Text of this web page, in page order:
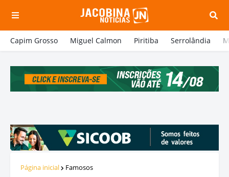
Capim Grosso Miguel Calmon Piritiba Serrolândia
Página inicial Famosos